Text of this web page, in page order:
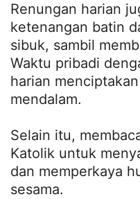
Renungan harian
ketenangan batin
sibuk, sambil
Waktu pribadi
harian
mendalam.
Selain itu,
Katolik untuk
dan memperkaya
sesama.